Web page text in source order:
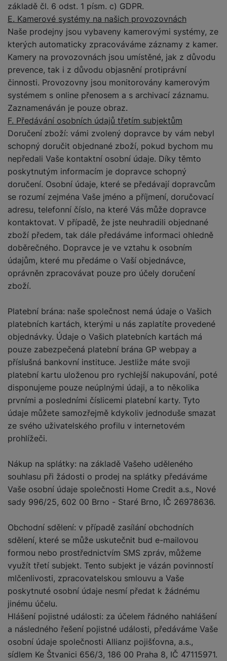
základě čl. 6 odst. 1 písm. c) GDPR.
E. Kamerové systémy na našich provozovnách
Naše prodejny jsou vybaveny kamerovými systémy, ze
kterých automaticky zpracováváme záznamy z kamer.
Kamery na provozovnách jsou umístěné, jak z důvodu
prevence, tak i z důvodu objasnění protiprávní
činnosti. Provozovny jsou monitorovány kamerovým
systémem s online přenosem a s archivací záznamu.
Zaznamenáván je pouze obraz.
F. Předávání osobních údajů třetím subjektům
Doručení zboží: vámi zvolený dopravce by vám nebyl
schopný doručit objednané zboží, pokud bychom mu
nepředali Vaše kontaktní osobní údaje. Díky těmto
poskytnutým informacím je dopravce schopný
doručení. Osobní údaje, které se předávají dopravcům
se rozumí zejména Vaše jméno a příjmení, doručovací
adresu, telefonní číslo, na které Vás může dopravce
kontaktovat. V případě, že jste neuhradili objednané
zboží předem, tak dále předáváme informaci ohledně
doběrečného. Dopravce je ve vztahu k osobním
údajům, které mu předáme o Vaší objednávce,
oprávněn zpracovávat pouze pro účely doručení
zboží.
Platební brána: naše společnost nemá údaje o Vašich
platebních kartách, kterými u nás zaplatíte provedené
objednávky. Údaje o Vašich platebních kartách má
pouze zabezpečená platební brána GP webpay a
příslušná bankovní instituce. Jestliže máte svoji
platební kartu uloženou pro rychlejší nakupování, poté
disponujeme pouze neúplnými údaji, a to několika
prvními a posledními číslicemi platební karty. Tyto
údaje můžete samozřejmě kdykoliv jednoduše smazat
ze svého uživatelského profilu v internetovém
prohlížeči.
Nákup na splátky: na základě Vašeho uděleného
souhlasu při žádosti o prodej na splátky předáváme
Vaše osobní údaje společnosti Home Credit a.s., Nové
sady 996/25, 602 00 Brno - Staré Brno, IČ 26978636.
Obchodní sdělení: v případě zasílání obchodních
sdělení, které se může uskutečnit bud e-mailovou
formou nebo prostřednictvím SMS zpráv, můžeme
využít třetí subjekt. Tento subjekt je vázán povinností
mlčenlivosti, zpracovatelskou smlouvu a Vaše
poskytnuté osobní údaje nesmí předat k žádnému
jinému účelu.
Hlášení pojistné události: za účelem řádného nahlášení
a následného řešení pojistné události, předáváme Vaše
osobní údaje společnosti Allianz pojišťovna, a.s.,
sídlem Ke Štvanici 656/3, 186 00 Praha 8, IČ 47115971.